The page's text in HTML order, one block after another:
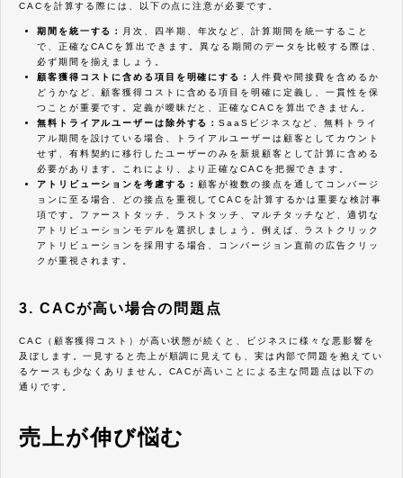
CACを計算する際には、以下の点に注意が必要です。
期間を統一する： 月次、四半期、年次など、計算期間を統一すること
で、正確なCACを算出できます。異なる期間のデータを比較する際は、
必ず期間を揃えましょう。
顧客獲得コストに含める項目を明確にする： 人件費や間接費を含めるか
どうかなど、顧客獲得コストに含める項目を明確に定義し、一貫性を保
つことが重要です。定義が曖昧だと、正確なCACを算出できません。
無料トライアルユーザーは除外する：SaaSビジネスなど、無料トライ
アル期間を設けている場合、トライアルユーザーは顧客としてカウント
せず、有料契約に移行したユーザーのみを新規顧客として計算に含める
必要があります。これにより、より正確なCACを把握できます。
アトリビューションを考慮する： 顧客が複数の接点を通してコンバージ
ョンに至る場合、どの接点を重視してCACを計算するかは重要な検討事
項です。ファーストタッチ、ラストタッチ、マルチタッチなど、適切な
アトリビューションモデルを選択しましょう。例えば、ラストクリック
アトリビューションを採用する場合、コンバージョン直前の広告クリッ
クが重視されます。
3. CACが高い場合の問題点
CAC（顧客獲得コスト）が高い状態が続くと、ビジネスに様々な悪影響を
及ぼします。一見すると売上が順調に見えても、実は内部で問題を抱えてい
るケースも少なくありません。CACが高いことによる主な問題点は以下の
通りです。
売上が伸び悩む